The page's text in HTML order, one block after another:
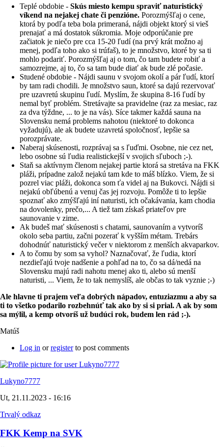
Teplé obdobie - Skús miesto kempu spraviť naturistický
víkend na nejakej chate či penzióne. Porozmýšľaj o cene,
ktorá by podľa teba bola primeraná, nájdi objekt ktorý si vieš
prenajať a má dostatok súkromia. Moje odporúčanie pre
začiatok je niečo pre cca 15-20 ľudí (na prvý krát možno aj
menej, podľa toho ako si trúfaš), to je množstvo, ktoré by sa ti
mohlo podariť. Porozmýšľaj aj o tom, čo tam budete robiť a
samozrejme, aj to, čo sa tam bude diať ak bude zlé počasie.
Studené obdobie - Nájdi saunu v svojom okolí a pár ľudí, ktorí
by tam radi chodili. Je množstvo saun, ktoré sa dajú rezervovať
pre uzavretú skupinu ľudí. Myslím, že skupina 8-16 ľudí by
nemal byť problém. Stretávajte sa pravidelne (raz za mesiac, raz
za dva týždne, ... to je na vás). Síce takmer každá sauna na
Slovensku nemá problems nahotou (niektoré to dokonca
vyžadujú), ale ak budete uzavretá spoločnosť, lepšie sa
porozprávate.
Naberaj skúsenosti, rozprávaj sa s ľuďmi. Osobne, nie cez net,
lebo osobne sú ľudia realistickejší v svojich sľuboch ;-).
Staň sa aktívnym členom nejakej partie ktorá sa stretáva na FKK
pláži, prípadne založ nejakú tam kde to máš blízko. Viem, že si
pozrel viac pláži, dokonca som ťa videl aj na Bukovci. Nájdi si
nejakú obľúbenú a venuj čas jej rozvoju. Pomôže ti to lepšie
spoznať ako zmýšľajú iní naturisti, ich očakávania, kam chodia
na dovolenky, prečo,... A tiež tam získaš priateľov pre
saunovanie v zime.
Ak budeš mať skúsenosti s chatami, saunovaním a vytvoríš
okolo seba partiu, začni pozerať k vyšším métam. Trebárs
dohodnúť naturistický večer v niektorom z menších akvaparkov.
A to čomu by som sa vyhol? Naznačovať, že ľudia, ktorí
nezdieľajú tvoje nadšenie a pohľad na to, čo sa dá/nedá na
Slovensku majú radi nahotu menej ako ti, alebo sú menší
naturisti, ... Viem, že to tak nemyslíš, ale občas to tak vyznie ;-)
Ale hlavne ti prajem veľa dobrých nápadov, entuziazmu a aby sa
ti to všetko podarilo rozbehnúť tak ako by si si prial. A ak by som
sa mýlil, a kemp otvoríš už budúci rok, budem len rád ;-).
Matúš
Log in orregisterto post comments
Lukyno7777
Ut, 21.11.2023 - 16:16
Trvalý odkaz
FKK Kemp na SVK